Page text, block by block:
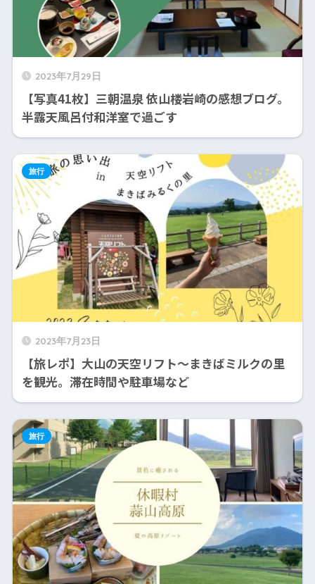
2023年7月29日
【写真41枚】三朝温泉 依山楼岩崎の感想ブログ。
半露天風呂付和洋室で過ごす
2023年7月23日
【旅レポ】大山の天空リフト～まきばミルクの里
を観光。滞在時間や駐車場など
旅行
旅行